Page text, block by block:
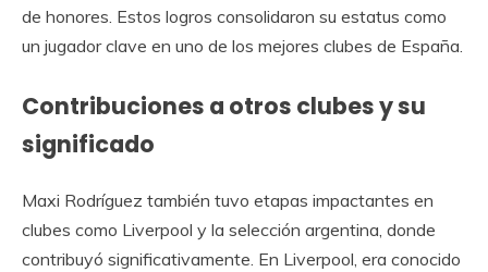
de honores. Estos logros consolidaron su estatus como
un jugador clave en uno de los mejores clubes de España.
Contribuciones a otros clubes y su
significado
Maxi Rodríguez también tuvo etapas impactantes en
clubes como Liverpool y la selección argentina, donde
contribuyó significativamente. En Liverpool, era conocido